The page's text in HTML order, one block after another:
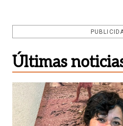
Últimas